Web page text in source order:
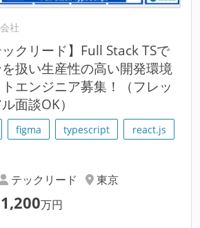
社
クリード】Full Stack TSで
扱い生産性の高い開発環境
エンジニア募集！（フレッ
面談OK）
figma typescript
react.js
テックリード
東京
1,200万円